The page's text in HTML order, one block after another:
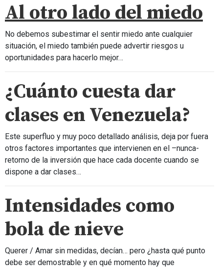
Al otro lado del miedo
No debemos subestimar el sentir miedo ante cualquier
situación, el miedo también puede advertir riesgos u
oportunidades para hacerlo mejor…
¿Cuánto cuesta dar
clases en Venezuela?
Este superfluo y muy poco detallado análisis, deja por fuera
otros factores importantes que intervienen en el –nunca-
retorno de la inversión que hace cada docente cuando se
dispone a dar clases…
Intensidades como
bola de nieve
Querer / Amar sin medidas, decían… pero ¿hasta qué punto
debe ser demostrable y en qué momento hay que